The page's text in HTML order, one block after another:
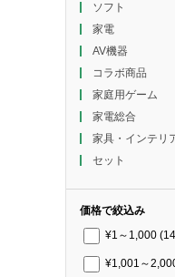
ソフト
家電
AV機器
コラボ商品
家庭用ゲーム
家電総合
家具・インテリ
セット
価格で絞込み
¥1～1,000
¥1,001～